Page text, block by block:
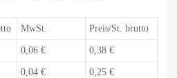
MwSt. Preis/St. brutto
0,06 € 0,38 €
0,04 € 0,25 €